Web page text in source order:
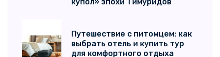
Путешествие с питомцем: как
выбрать отель и купить тур
для комфортного отдыха